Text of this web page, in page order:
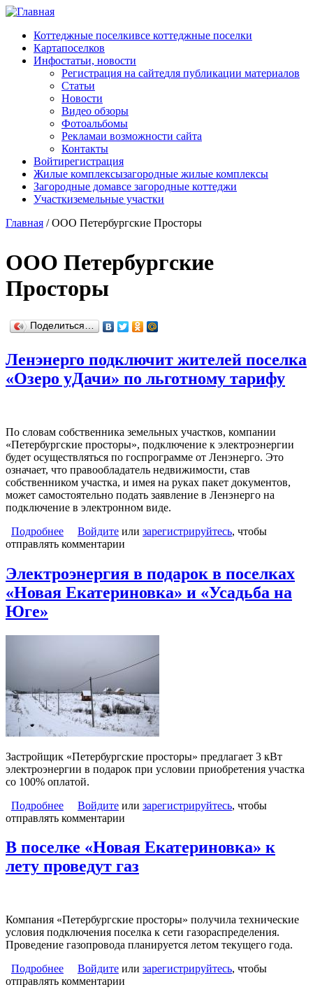
Перейти к основному содержанию
Коттеджные поселкивсе коттеджные поселки
Картапоселков
Инфостатьи, новости
Регистрация на сайтедля публикации материалов
Статьи
Новости
Видео обзоры
Фотоальбомы
Рекламаи возможности сайта
Контакты
Войтирегистрация
Жилые комплексызагородные жилые комплексы
Загородные домавсе загородные коттеджи
Участкиземельные участки
Главная /ООО Петербургские Просторы
ООО Петербургские
Просторы
Поделиться…
Ленэнерго подключит жителей поселка
«Озеро уДачи» по льготному тарифу
По словам собственника земельных участков, компании
«Петербургские просторы», подключение к электроэнергии
будет осуществляться по госпрограмме от Ленэнерго. Это
означает, что правообладатель недвижимости, став
собственником участка, и имея на руках пакет документов,
может самостоятельно подать заявление в Ленэнерго на
подключение в электронном виде.
Подробнее о Ленэнерго подключит жителей поселка «Озеро
уДачи» по льготному тарифу
Войдите или зарегистрируйтесь, чтобы
отправлять комментарии
Электроэнергия в подарок в поселках
«Новая Екатериновка» и «Усадьба на
Юге»
Застройщик «Петербургские просторы» предлагает 3 кВт
электроэнергии в подарок при условии приобретения участка
со 100% оплатой.
Подробнее о Электроэнергия в подарок в поселках «Новая
Екатериновка» и «Усадьба на Юге»
Войдите или зарегистрируйтесь, чтобы
отправлять комментарии
В поселке «Новая Екатериновка» к
лету проведут газ
Компания «Петербургские просторы» получила технические
условия подключения поселка к сети газораспределения.
Проведение газопровода планируется летом текущего года.
Подробнее о В поселке «Новая Екатериновка» к лету проведут
газ
Войдите или зарегистрируйтесь, чтобы
отправлять комментарии